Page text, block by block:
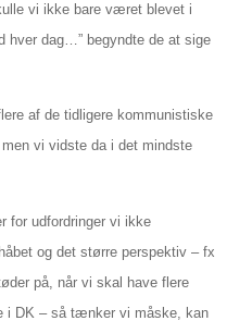
vi ikke bare været blevet i
dag…” begyndte de at sige
af de tidligere kommunistiske
vi vidste da i det mindste
for udfordringer vi ikke
og det større perspektiv – fx
på, når vi skal have flere
i DK – så tænker vi måske, kan